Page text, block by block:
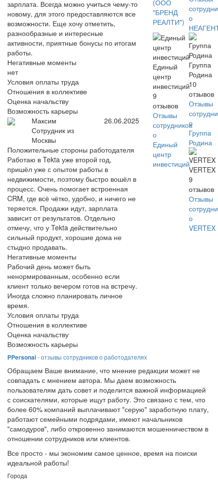
зарплата. Всегда можно учиться чему-то
новому, для этого предоставляются все
возможности. Еще хочу отметить,
разнообразные и интересные
активности, приятные бонусы по итогам
работы.
Негативные моменты
нет
Условия оплаты труда
Отношения в коллективе
Оценка начальству
Возможность карьеры
Максим
Сотрудник из
Москвы
26.06.2025
Положительные стороны работодателя
Работаю в Tekta уже второй год,
пришёл уже с опытом работы в
недвижимости, поэтому быстро вошёл в
процесс. Очень помогает встроенная
CRM, где всё чётко, удобно, и ничего не
теряется. Продажи идут, зарплата
зависит от результатов. Отдельно
отмечу, что у Tekta действительно
сильный продукт, хорошие дома не
стыдно продавать.
Негативные моменты
Рабочий день может быть
ненормированным, особенно если
клиент только вечером готов на встречу.
Иногда сложно планировать личное
время.
Условия оплаты труда
Отношения в коллективе
Оценка начальству
Возможность карьеры
(ООО
"БРЕНД
РЕАЛТИ") о
Единый
центр
инвестиций
9
отзывов
Отзывы
сотрудников
о
Единый
центр
инвестиций
Группа
Родина
10
отзывов
Отзывы
о
Группа
Родина
VERTEX
9
отзывов
Отзывы
о
VERTEX
PPersonal- отзывы сотрудников о работодателях
Обращаем Ваше внимание, что мнение редакции может не
совпадать с мнением автора. Мы даем возможность
пользователям дать совет и поделится важной информацией
с соискателями, которые ищут работу. Это связано с тем, что
более 60% компаний выплачивают "серую" заработную плату,
работают семейными подрядами, имеют начальников
"самодуров", либо откровенно занимаются мошенничеством в
отношении сотрудников или клиентов.
Все просто - мы экономим самое ценное, время на поиски
идеальной работы!
Города